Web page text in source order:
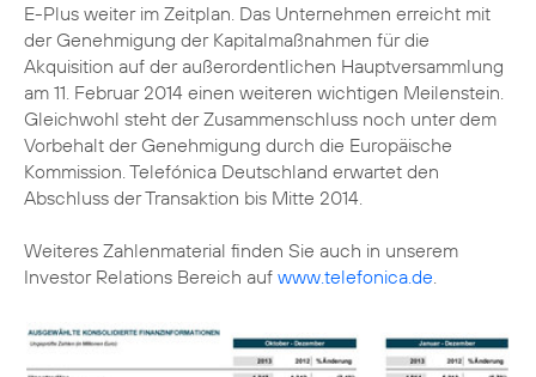
E-Plus weiter im Zeitplan. Das Unternehmen erreicht mit
der Genehmigung der Kapitalmaßnahmen für die
Akquisition auf der außerordentlichen Hauptversammlung
am 11. Februar 2014 einen weiteren wichtigen Meilenstein.
Gleichwohl steht der Zusammenschluss noch unter dem
Vorbehalt der Genehmigung durch die Europäische
Kommission. Telefónica Deutschland erwartet den
Abschluss der Transaktion bis Mitte 2014.
Weiteres Zahlenmaterial finden Sie auch in unserem
Investor Relations Bereich auf www.telefonica.de.